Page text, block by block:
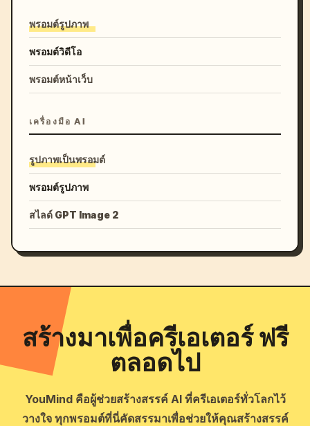
พรอมต์รูปภาพ
พรอมต์วิดีโอ
พรอมต์หน้าเว็บ
เครื่องมือ AI
รูปภาพเป็นพรอมต์
พรอมต์รูปภาพ
สไลด์ GPT Image 2
สร้างมาเพื่อครีเอเตอร์ ฟรี
ตลอดไป
YouMind คือผู้ช่วยสร้างสรรค์ AI ที่ครีเอเตอร์ทั่วโลกไว้
วางใจ ทุกพรอมต์ที่นี่คัดสรรมาเพื่อช่วยให้คุณสร้างสรรค์